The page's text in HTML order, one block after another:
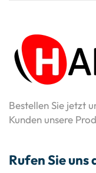
Bestellen Sie jetzt
Kunden unsere
Rufen Sie uns